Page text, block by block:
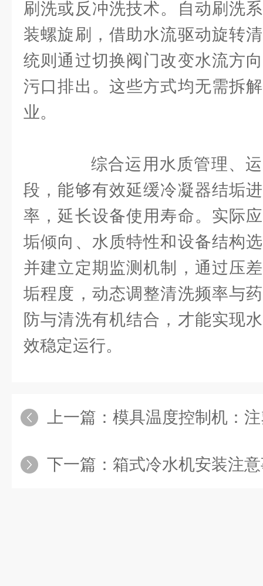
刷洗或反冲洗技术。自动刷洗
装螺旋刷，借助水流驱动旋转
统则通过切换阀门改变水流方
污口排出。这些方式均无需拆
业。
综合运用水质管理、运
段，能够有效延缓冷凝器结垢
率，延长设备使用寿命。实际
垢倾向、水质特性和设备结构
并建立定期监测机制，通过压
垢程度，动态调整清洗频率与
防与清洗有机结合，才能实现
效稳定运行。
上一篇： 模具温度控制机：注塑
下一篇： 箱式冷水机安装注意事